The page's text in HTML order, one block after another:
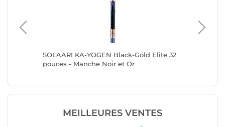
SOLAARI KA-YOGEN Black-Gold Elite 32
pouces - Manche Noir et Or
MEILLEURES VENTES